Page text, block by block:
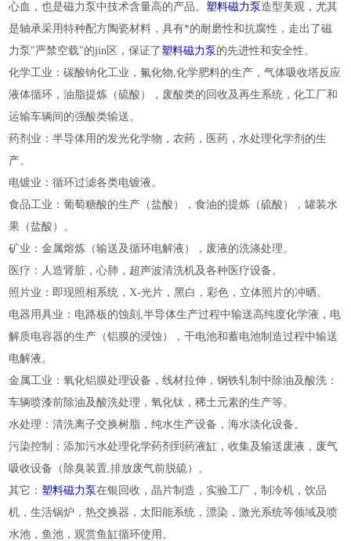
心血，也是磁力泵中技术含量高的产品。 塑料磁力泵造型美观，尤其
是轴承采用特种配方陶瓷材料，具有*的耐磨性和抗腐性，走出了磁
力泵"严禁空载"的jin区，保证了 塑料磁力泵 的先进性和安全性。
化学工业：碳酸钠化工业，氟化物,化学肥料的生产，气体吸收塔反应
液体循环，油脂提炼（硫酸），废酸类的回收及再生系统，化工厂和
运输车辆间的强酸类输送。
药剂业：半导体用的发光化学物，农药，医药，水处理化学剂的生
产。
电镀业：循环过滤各类电镀液。
食品工业：葡萄糖酸的生产（盐酸），食油的提炼（硫酸），罐装水
果（盐酸）。
矿业：金属熔炼（输送及循环电解液），废液的洗涤处理。
医疗：人造肾脏，心肺，超声波清洗机及各种医疗设备。
照片业：即现照相系统，X-光片，黑白，彩色，立体照片的冲晒。
电器用具业：电路板的蚀刻,半导体生产过程中输送高纯度化学液，电
解质电容器的生产（铝膜的浸蚀），干电池和蓄电池制造过程中输送
电解液。
金属工业：氧化铝膜处理设备，线材拉伸，钢铁轧制中除油及酸洗：
车辆喷漆前除油及酸洗处理，氧化钛，稀土元素的生产等。
水处理：清洗离子交换树脂，纯水生产设备，海水淡化设备。
污染控制：添加污水处理化学药剂到药液缸，收集及输送废液，废气
吸收设备（除臭装置,排放废气前脱硫）。
其它： 塑料磁力泵在银回收，晶片制造，实验工厂，制冷机，饮品
机，生活锅炉，热交换器，太阳能系统，漂染，激光系统等领域及喷
水池，鱼池，观赏鱼缸循环使用。